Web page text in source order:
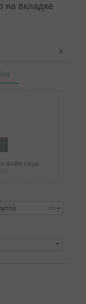
на вкладке